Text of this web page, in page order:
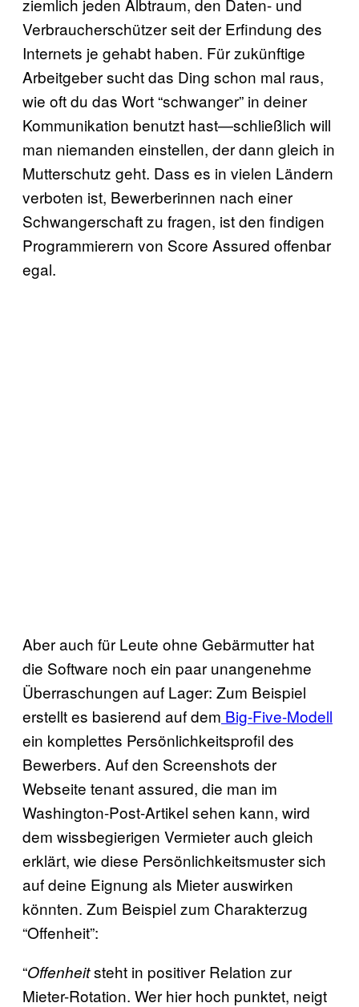
Verbraucherschützer seit der Erfindung des
Internets je gehabt haben. Für zukünftige
Arbeitgeber sucht das Ding schon mal raus,
wie oft du das Wort “schwanger” in deiner
Kommunikation benutzt hast—schließlich will
man niemanden einstellen, der dann gleich in
Mutterschutz geht. Dass es in vielen Ländern
verboten ist, Bewerberinnen nach einer
Schwangerschaft zu fragen, ist den findigen
Programmierern von Score Assured offenbar
egal.
Aber auch für Leute ohne Gebärmutter hat
die Software noch ein paar unangenehme
Überraschungen auf Lager: Zum Beispiel
erstellt es basierend auf dem Big-Five-Modell
ein komplettes Persönlichkeitsprofil des
Bewerbers. Auf den Screenshots der
Webseite tenant assured, die man im
Washington-Post-Artikel sehen kann, wird
dem wissbegierigen Vermieter auch gleich
erklärt, wie diese Persönlichkeitsmuster sich
auf deine Eignung als Mieter auswirken
könnten. Zum Beispiel zum Charakterzug
“Offenheit”:
“Offenheitsteht in positiver Relation zur
Mieter-Rotation. Wer hier hoch punktet, neigt